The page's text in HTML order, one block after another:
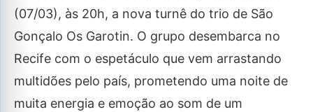
(07/03), às 20h, a nova turnê do trio de São
Gonçalo Os Garotin. O grupo desembarca no
Recife com o espetáculo que vem arrastando
multidões pelo país, prometendo uma noite de
muita energia e emoção ao som de um